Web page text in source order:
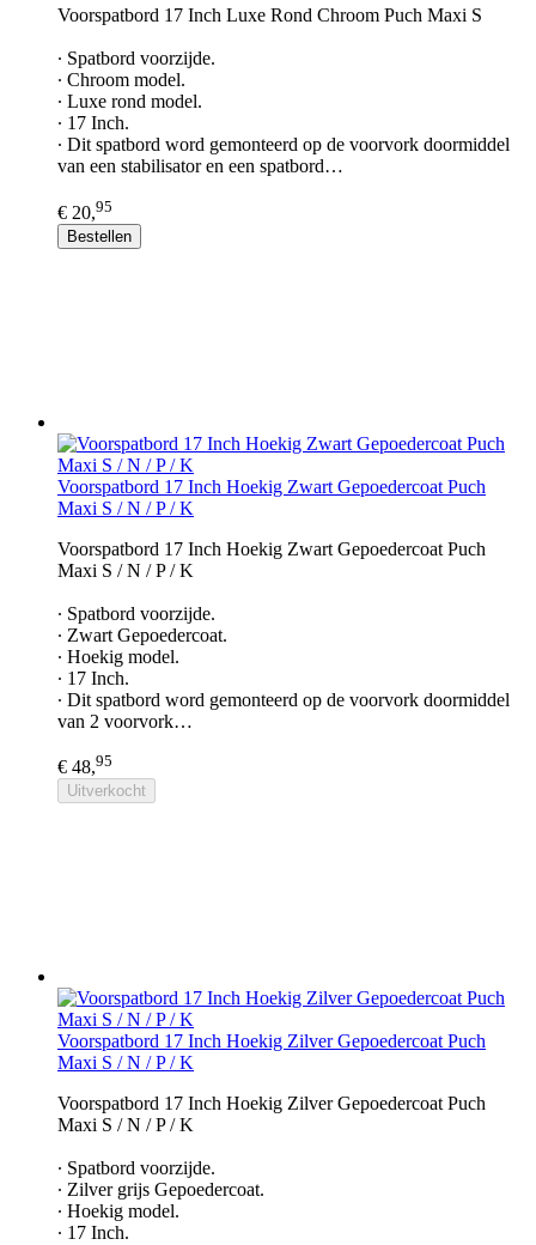
Voorspatbord 17 Inch Luxe Rond Chroom Puch Maxi S
∙ Spatbord voorzijde.
∙ Chroom model.
∙ Luxe rond model.
∙ 17 Inch.
∙ Dit spatbord word gemonteerd op de voorvork doormiddel
van een stabilisator en een spatbord…
€ 20,95
Bestellen
Voorspatbord 17 Inch Hoekig Zwart Gepoedercoat Puch
Maxi S / N / P / K
Voorspatbord 17 Inch Hoekig Zwart Gepoedercoat Puch
Maxi S / N / P / K
∙ Spatbord voorzijde.
∙ Zwart Gepoedercoat.
∙ Hoekig model.
∙ 17 Inch.
∙ Dit spatbord word gemonteerd op de voorvork doormiddel
van 2 voorvork…
€ 48,95
Uitverkocht
Voorspatbord 17 Inch Hoekig Zilver Gepoedercoat Puch
Maxi S / N / P / K
Voorspatbord 17 Inch Hoekig Zilver Gepoedercoat Puch
Maxi S / N / P / K
∙ Spatbord voorzijde.
∙ Zilver grijs Gepoedercoat.
∙ Hoekig model.
∙ 17 Inch.